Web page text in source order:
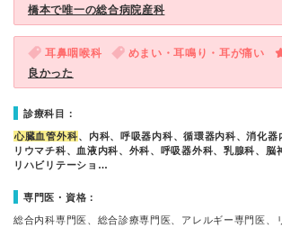
橋本で唯一の総合病院産科
耳鼻咽喉科 めまい・耳鳴り・耳が痛い
良かった
診療科目：
心臓血管外科、内科、呼吸器内科、循環器内科、消化器
リウマチ科、血液内科、外科、呼吸器外科、乳腺科、脳
リハビリテーショ…
専門医・資格：
総合内科専門医、総合診療専門医、アレルギー専門医、